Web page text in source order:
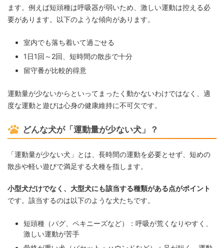
ます。例えば短頭種は呼吸器が弱いため、激しい運動は控える必
要があります。以下のような傾向があります。
室内でも落ち着いて過ごせる
1日1回～2回、短時間の散歩で十分
留守番が比較的得意
運動量が少ないからといってまったく動かないわけではなく、適
度な運動と遊びは心身の健康維持に不可欠です。
どんな犬が「運動量が少ない犬」？
「運動量が少ない犬」とは、長時間の運動を必要とせず、短めの
散歩や軽い遊びで満足する犬種を指します。
小型犬だけでなく、大型犬にも該当する種類がある点がポイント
です。該当するのは以下のような犬たちです。
短頭種（パグ、ペキニーズなど）：呼吸が荒くなりやすく、
激しい運動が苦手